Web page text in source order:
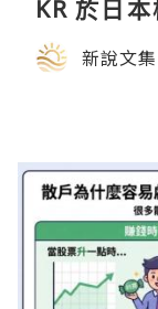
KR 於日
店中，與
同參展新說文集